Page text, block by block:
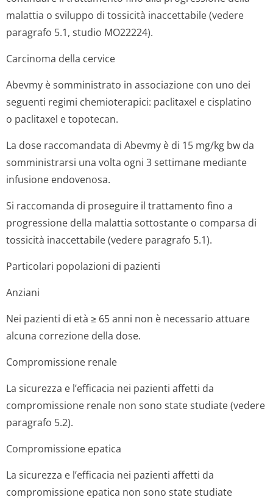
malattia o sviluppo di tossicità inaccettabile (vedere
paragrafo 5.1, studio MO22224).
Carcinoma della cervice
Abevmy è somministrato in associazione con uno dei
seguenti regimi chemioterapici: paclitaxel e cisplatino
o paclitaxel e topotecan.
La dose raccomandata di Abevmy è di 15 mg/kg bw da
somministrarsi una volta ogni 3 settimane mediante
infusione endovenosa.
Si raccomanda di proseguire il trattamento fino a
progressione della malattia sottostante o comparsa di
tossicità inaccettabile (vedere paragrafo 5.1).
Particolari popolazioni di pazienti
Anziani
Nei pazienti di età ≥ 65 anni non è necessario attuare
alcuna correzione della dose.
Compromissione renale
La sicurezza e l’efficacia nei pazienti affetti da
compromissione renale non sono state studiate (vedere
paragrafo 5.2).
Compromissione epatica
La sicurezza e l’efficacia nei pazienti affetti da
compromissione epatica non sono state studiate